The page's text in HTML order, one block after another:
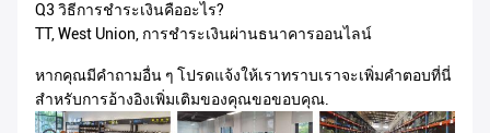
Q3 วิธีการชำระเงินคืออะไร?
TT, West Union, การชำระเงินผ่านธนาคารออนไลน์
หากคุณมีคำถามอื่น ๆ โปรดแจ้งให้เราทราบเราจะเพิ่มคำตอบที่นี่
สำหรับการอ้างอิงเพิ่มเติมของคุณขอขอบคุณ.